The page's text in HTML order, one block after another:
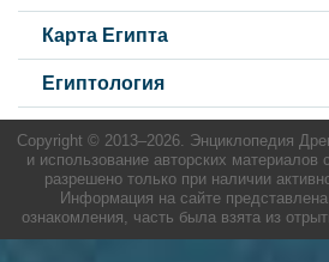
Карта Египта
Египтология
Copyright © 2013–2026. Энциклопедия
и использование авторских материалов
разрешено только при наличии
Информация на сайте
ознакомления, часть была взята из